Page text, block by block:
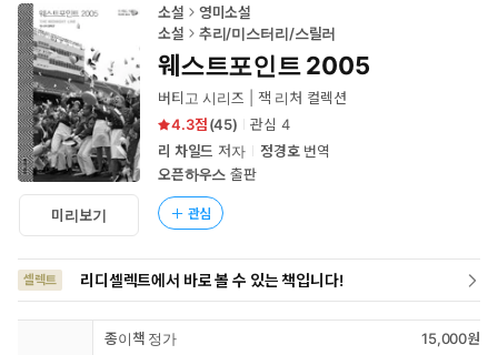
로
이
동
미리보기
소설
영미소설
소설
추리/미스터리/스릴러
웨스트포인트 2005
버티고 시리즈 | 잭 리처 컬렉션
4.3
(45) 관심 4
리 차일드 저자 정경호번역
오픈하우스 출판
관심
셀렉트 리디셀렉트에서 바로 볼 수 있는 책입니다!
종이책 정가
15,000원